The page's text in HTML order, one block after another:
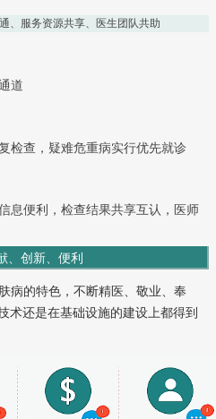
、服务资源共享、医生团队共助
道
检查，疑难危重病实行优先就诊
息便利，检查结果共享互认，医师
、创新、便利
病的特色，不断精医、敬业、奉
术还是在基础设施的建设上都得到